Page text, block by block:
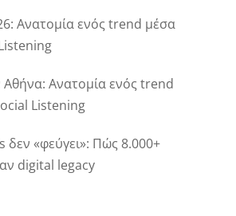
Ανατομία ενός trend μέσα
Ανατομία ενός trend
Listening
«φεύγει»: Πώς 8.000+
digital legacy